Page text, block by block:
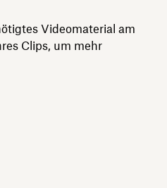
Videomaterial am
Clips, um mehr